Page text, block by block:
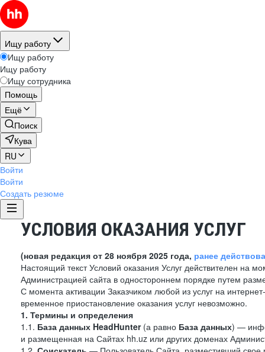
Ищу работу
Ищу работу
Ищу работу
Ищу сотрудника
Помощь
Ещё
Поиск
Кува
RU
Войти
Войти
Создать резюме
УСЛОВИЯ ОКАЗАНИЯ УСЛУГ
(новая редакция от 28 ноября 2025 года, ранее
Настоящий текст Условий оказания Услуг действителен на
Администрацией сайта в одностороннем порядке путем
С момента активации Заказчиком любой из услуг на
временное приостановление оказания услуг невозможно.
1. Термины и определения
1.1. База данных HeadHunter(а равно База данных) —
и размещенная на Сайтах hh.uz или других доменах